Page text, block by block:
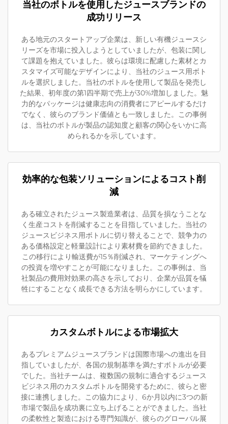
当社のボトルを使用したジュースブランドの
成功リリース
ある地元のスタートアップ企業は、新しい有機ジュースシ
リーズを市場に投入しようとしていましたが、包装に関し
て課題を抱えていました。彼らは環境に配慮した素材とカ
スタマイズ可能なデザインにより、当社のジュース用ボト
ルを選択しました。当社のボトルを使用して製品を発売し
た結果、初年度の第1四半期で売上が30%増加しました。魅
力的なパッケージは健康志向の消費者にアピールするだけ
でなく、彼らのブランド価値とも一致しました。この事例
は、当社のボトルが製品の認知度と顧客の関心をいかに高
められるかを示しています。
効率的な包装ソリューションによるコスト削
減
ある確立されたジュース製造業者は、品質を損なうことな
く生産コストを削減することを目指していました。当社の
ジュースビジネス用ボトルに切り替えることで、競争力の
ある価格設定と軽量設計により素材費を節約できました。
この移行により輸送費が15％削減され、マーケティングへ
の投資を増やすことが可能になりました。この事例は、当
社製品の費用対効果の高さを示しており、企業が品質を犠
牲にすることなく成長できる方法を明らかにしています。
カスタムボトルによる市場拡大
あるプレミアムジュースブランドは国際市場への進出を目
指していましたが、各国の規制基準を満たすボトルが必要
でした。当社チームは、複数国の規制に適合するジュース
ビジネス用のカスタムボトルを開発するために、彼らと密
接に連携しました。この協力により、6か月以内に3つの新
市場で製品を成功裏に立ち上げることができました。当社
の柔軟性と製造における専門知識が、彼らのグローバル展